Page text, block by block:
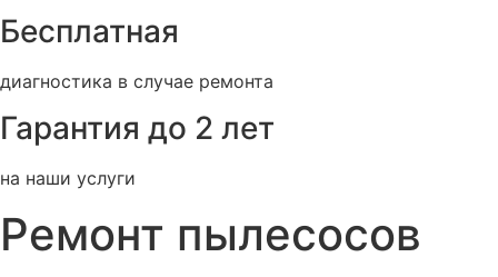
Бесплатная
диагностика в случае ремонта
Гарантия до 2 лет
на наши услуги
Ремонт пылесосов